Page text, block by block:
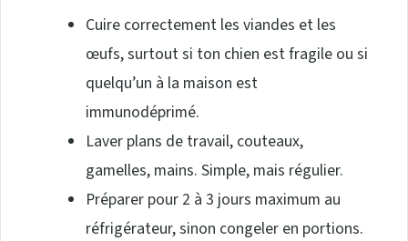
Cuire correctement les viandes et les
œufs, surtout si ton chien est fragile ou si
quelqu’un à la maison est
immunodéprimé.
Laver plans de travail, couteaux,
gamelles, mains. Simple, mais régulier.
Préparer pour 2 à 3 jours maximum au
réfrigérateur, sinon congeler en portions.